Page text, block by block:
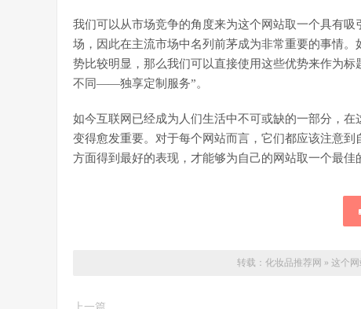
我们可以从市场竞争的角度来为这个网站取一个具有
场，因此在主流市场中名列前茅成为非常重要的事情
势比较明显，那么我们可以直接使用这些优势来作为
不同——独享定制服务”。
如今互联网已经成为人们生活中不可或缺的一部分，
变得愈发重要。对于每个网站而言，它们都应该注意
方面得到最好的表现，才能够为自己的网站取一个最佳
转载： 化妆品推荐网 » 这个网